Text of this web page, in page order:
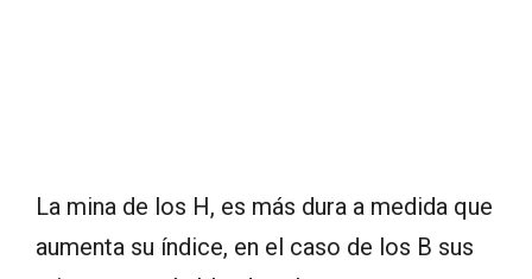
La mina de los H, es más dura a medida que
aumenta su índice, en el caso de los B sus